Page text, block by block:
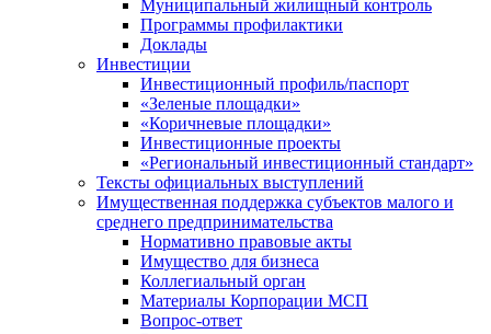
Муниципальный жилищный контроль
Программы профилактики
Доклады
Инвестиции
Инвестиционный профиль/паспорт
«Зеленые площадки»
«Коричневые площадки»
Инвестиционные проекты
«Региональный инвестиционный стандарт»
Тексты официальных выступлений
Имущественная поддержка субъектов малого и
среднего предпринимательства
Нормативно правовые акты
Имущество для бизнеса
Коллегиальный орган
Материалы Корпорации МСП
Вопрос-ответ